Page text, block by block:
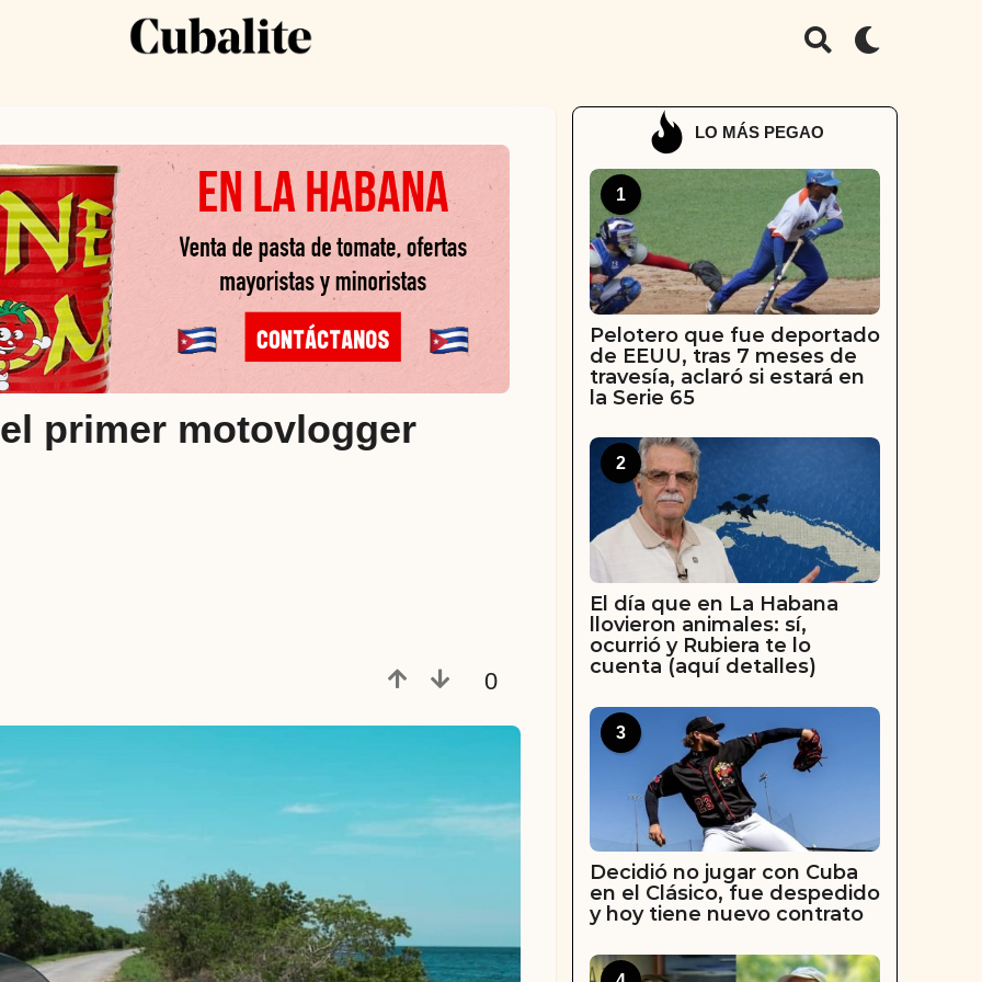
primer motovlogger
0
LO MÁS PEGAO
1
Pelotero que fue deportado
de EEUU, tras 7 meses de
travesía, aclaró si estará en
la Serie 65
2
El día que en La Habana
llovieron animales: sí,
ocurrió y Rubiera te lo
cuenta (aquí detalles)
3
Decidió no jugar con Cuba
en el Clásico, fue despedido
y hoy tiene nuevo contrato